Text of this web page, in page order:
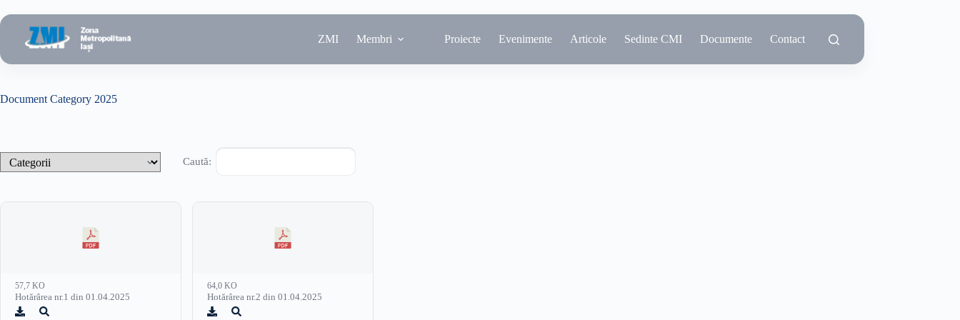
la
conținut
ZMI Membri Proiecte Evenimente Articole Sedinte CMI Documente Contact
Document Category 2025
Caută:
57,7 KO
Hotărârea nr.1 din 01.04.2025
64,0 KO
Hotărârea nr.2 din 01.04.2025